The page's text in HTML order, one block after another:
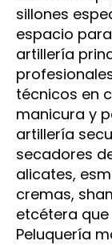
sillones
espacio
artillería
técnicos en
manicura y
artillería
secadores
alicates,
cremas,
etcétera que
Peluquería